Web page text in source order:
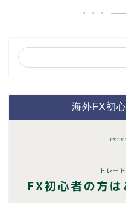
海外FX初